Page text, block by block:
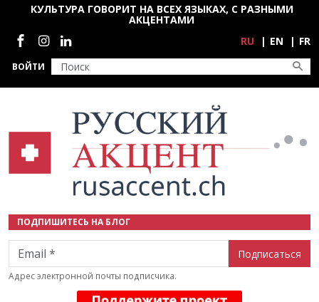
Перейти к основному содержанию
ВОЙТИ
КУЛЬТУРА ГОВОРИТ НА ВСЕХ ЯЗЫКАХ, С РАЗНЫМИ
АКЦЕНТАМИ
Социальные сети
RU EN FR
ПОДПИШИТЕСЬ НА БЛОГ
Email
Адрес электронной почты подписчика.